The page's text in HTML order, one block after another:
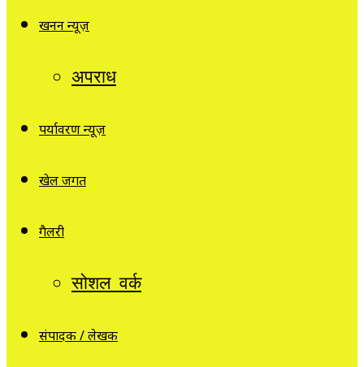
खनन न्यूज़
अपराध
पर्यावरण न्यूज़
खेल जगत
गैलरी
सोशल वर्क
संपादक / लेखक